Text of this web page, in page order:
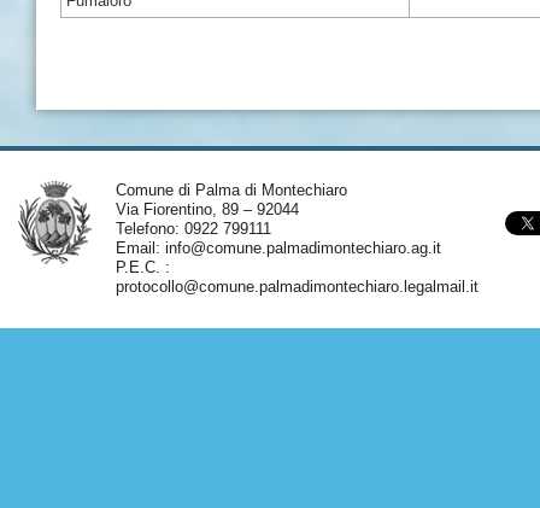
Comune di Palma di Montechiaro
Via Fiorentino, 89 – 92044
Telefono: 0922 799111
Email: info@comune.palmadimontechiaro.ag.it
P.E.C. :
protocollo@comune.palmadimontechiaro.legalmail.it